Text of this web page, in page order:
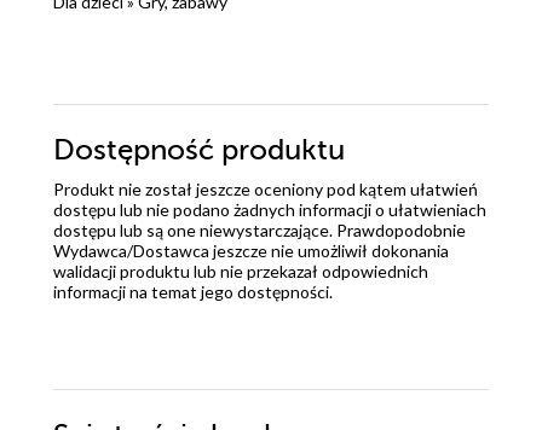
Dostępność produktu
Produkt nie został jeszcze oceniony pod kątem ułatwień
dostępu lub nie podano żadnych informacji o ułatwieniach
dostępu lub są one niewystarczające. Prawdopodobnie
Wydawca/Dostawca jeszcze nie umożliwił dokonania
walidacji produktu lub nie przekazał odpowiednich
informacji na temat jego dostępności.